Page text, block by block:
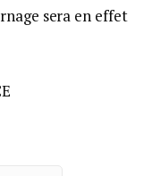
sera en effet